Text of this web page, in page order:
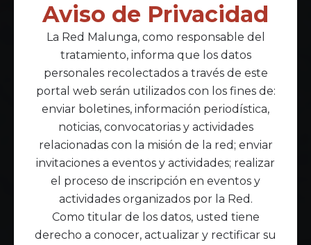
Aviso de Privacidad
La Red Malunga, como responsable del
tratamiento, informa que los datos
personales recolectados a través de este
portal web serán utilizados con los fines de:
enviar boletines, información periodística,
noticias, convocatorias y actividades
relacionadas con la misión de la red; enviar
invitaciones a eventos y actividades; realizar
el proceso de inscripción en eventos y
actividades organizados por la Red.
Como titular de los datos, usted tiene
derecho a conocer, actualizar y rectificar su